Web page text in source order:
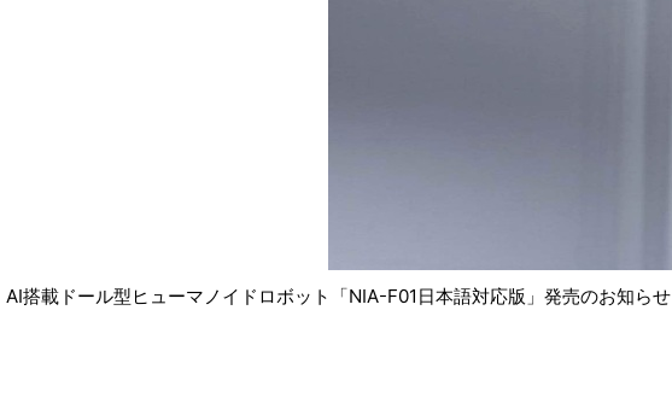
AI搭載ドール型ヒューマノイドロボット「NIA-F01日本語対応版」発売のお知らせ